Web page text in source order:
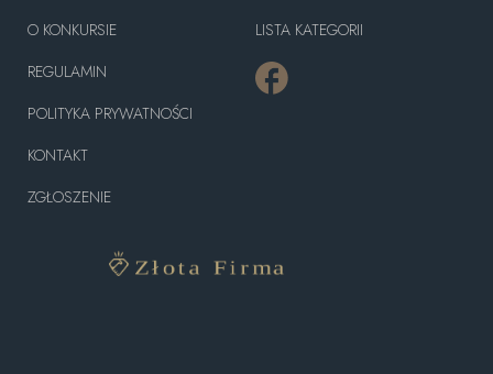
O KONKURSIE
REGULAMIN
POLITYKA PRYWATNOŚCI
KONTAKT
ZGŁOSZENIE
LISTA KATEGORII